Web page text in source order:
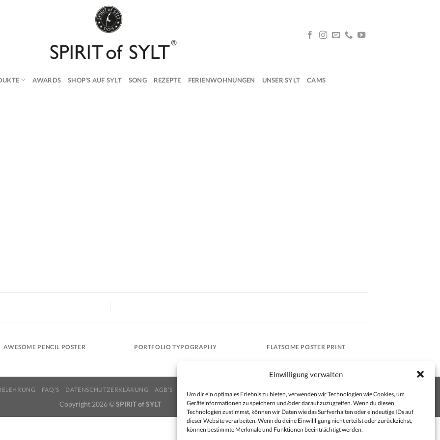
Einwilligung verwalten
Um dir ein optimales Erlebnis zu bieten, verwenden wir Technologien wie Cookies, um
Geräteinformationen zu speichern und/oder darauf zuzugreifen. Wenn du diesen
Technologien zustimmst, können wir Daten wie das Surfverhalten oder eindeutige IDs auf
dieser Website verarbeiten. Wenn du deine Einwillligung nicht erteilst oder zurückziehst,
können bestimmte Merkmale und Funktionen beeinträchtigt werden.
AWARDS SHOP’S AUF SYLT SONG REZEPTE FERIENWOHNUNGEN UNSER SYLT CAMS
AWESOME PENCIL POSTER PORTFOLIO TYPOGRAPHY FLATSOME POSTER PRINT
FAQ’S DATENSCHUTZERKLÄRUNG AGB’S
Copyright 2026 ©SPIRIT of SYLT